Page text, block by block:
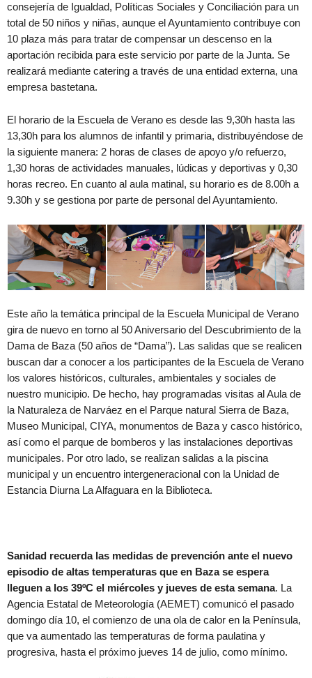
consejería de Igualdad, Políticas Sociales y Conciliación para un
total de 50 niños y niñas, aunque el Ayuntamiento contribuye con
10 plaza más para tratar de compensar un descenso en la
aportación recibida para este servicio por parte de la Junta. Se
realizará mediante catering a través de una entidad externa, una
empresa bastetana.
El horario de la Escuela de Verano es desde las 9,30h hasta las
13,30h para los alumnos de infantil y primaria, distribuyéndose de
la siguiente manera: 2 horas de clases de apoyo y/o refuerzo,
1,30 horas de actividades manuales, lúdicas y deportivas y 0,30
horas recreo. En cuanto al aula matinal, su horario es de 8.00h a
9.30h y se gestiona por parte de personal del Ayuntamiento.
Este año la temática principal de la Escuela Municipal de Verano
gira de nuevo en torno al 50 Aniversario del Descubrimiento de la
Dama de Baza (50 años de “Dama”). Las salidas que se realicen
buscan dar a conocer a los participantes de la Escuela de Verano
los valores históricos, culturales, ambientales y sociales de
nuestro municipio. De hecho, hay programadas visitas al Aula de
la Naturaleza de Narváez en el Parque natural Sierra de Baza,
Museo Municipal, CIYA, monumentos de Baza y casco histórico,
así como el parque de bomberos y las instalaciones deportivas
municipales. Por otro lado, se realizan salidas a la piscina
municipal y un encuentro intergeneracional con la Unidad de
Estancia Diurna La Alfaguara en la Biblioteca.
Sanidad recuerda las medidas de prevención ante el nuevo
episodio de altas temperaturas que en Baza se espera
lleguen a los 39ºC el miércoles y jueves de esta semana. La
Agencia Estatal de Meteorología (AEMET) comunicó el pasado
domingo día 10, el comienzo de una ola de calor en la Península,
que va aumentado las temperaturas de forma paulatina y
progresiva, hasta el próximo jueves 14 de julio, como mínimo.